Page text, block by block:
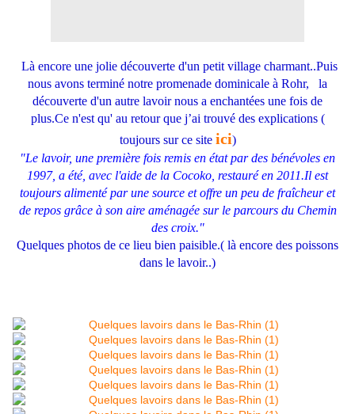
Là encore une jolie découverte d'un petit village charmant..Puis
nous avons terminé notre promenade dominicale à Rohr, la
découverte d'un autre lavoir nous a enchantées une fois de
plus.Ce n'est qu' au retour que j’ai trouvé des explications (
toujours sur ce site ici)
"Le lavoir, une première fois remis en état par des bénévoles en
1997, a été, avec l'aide de la Cocoko, restauré en 2011.Il est
toujours alimenté par une source et offre un peu de fraîcheur et
de repos grâce à son aire aménagée sur le parcours du Chemin
des croix."
Quelques photos de ce lieu bien paisible.( là encore des poissons
dans le lavoir..)